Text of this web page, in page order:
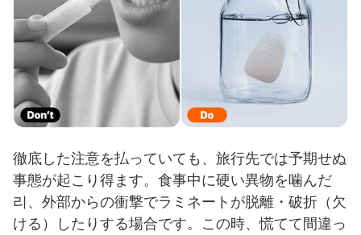
徹底した注意を払っていても、旅行先では予期せぬ
事態が起こり得ます。食事中に硬い異物を噛んだ
리、外部からの衝撃でラミネートが脱離・破折（欠
ける）したりする場合です。この時、慌てて間違っ